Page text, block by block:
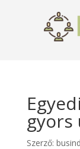
gyors
Szerző: